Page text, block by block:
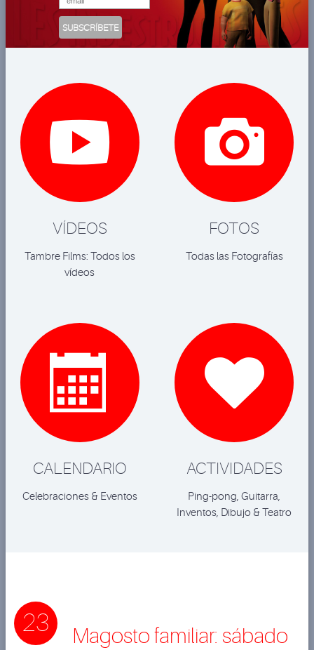

VÍDEOS
Tambre Films: Todos los
vídeos

FOTOS
Todas las Fotografías

CALENDARIO
Celebraciones & Eventos

ACTIVIDADES
Ping-pong, Guitarra,
Inventos, Dibujo & Teatro
23
Magosto familiar: sábado